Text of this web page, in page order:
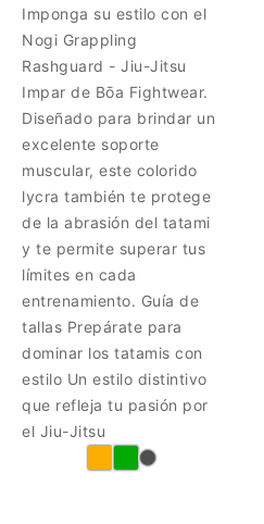
Imponga su estilo con el
Nogi Grappling
Rashguard - Jiu-Jitsu
Impar de Bōa Fightwear.
Diseñado para brindar un
excelente soporte
muscular, este colorido
lycra también te protege
de la abrasión del tatami
y te permite superar tus
límites en cada
entrenamiento. Guía de
tallas Prepárate para
dominar los tatamis con
estilo Un estilo distintivo
que refleja tu pasión por
el Jiu-Jitsu